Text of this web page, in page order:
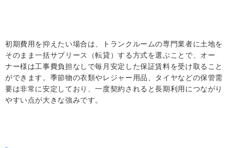
初期費用を抑えたい場合は、トランクルームの専門業者に土地を
そのまま一括サブリース（転貸）する方式を選ぶことで、オー
ナー様は工事費負担なしで毎月安定した保証賃料を受け取ること
ができます。季節物の衣類やレジャー用品、タイヤなどの保管需
要は非常に安定しており、一度契約されると長期利用につながり
やすい点が大きな強みです。